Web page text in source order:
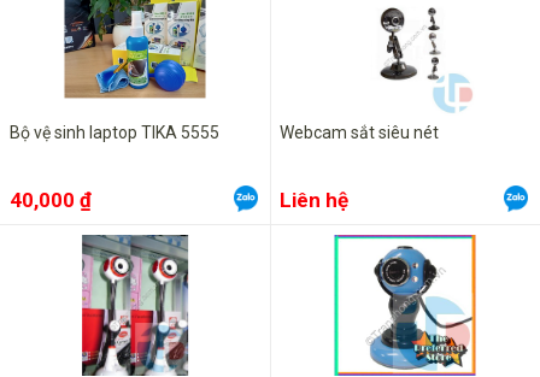
Bộ vệ sinh laptop TIKA 5555
40,000 ₫
Webcam sắt siêu nét
Liên hệ